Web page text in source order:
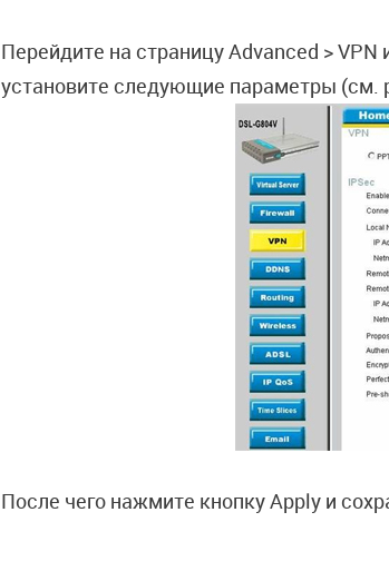
Перейдите на страницу Advanced >
установите следующие параметры (см.
После чего нажмите кнопку Apply и